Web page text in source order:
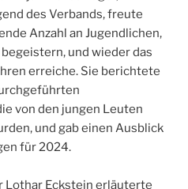
des Verbands, freute
Anzahl an Jugendlichen,
und wieder das
erreiche. Sie berichtete
von den jungen Leuten
und gab einen Ausblick
für 2024.
Eckstein erläuterte